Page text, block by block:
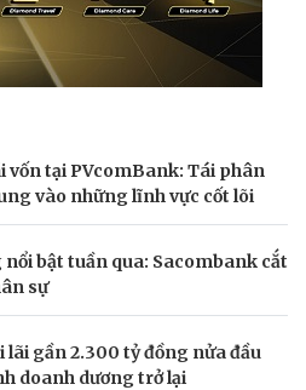
tại PVcomBank: Tái phân
vào những lĩnh vực cốt lõi
bật tuần qua: Sacombank cắt
sự
lãi gần 2.300 tỷ đồng nửa đầu
doanh dương trở lại